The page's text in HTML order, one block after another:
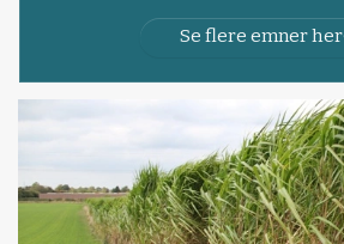
Se flere emner her